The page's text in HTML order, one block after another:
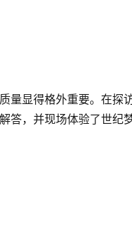
量显得格外重要。在探
答，并现场体验了世纪